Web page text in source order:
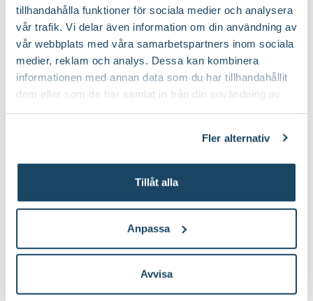
tillhandahålla funktioner för sociala medier och analysera
vår trafik. Vi delar även information om din användning av
vår webbplats med våra samarbetspartners inom sociala
medier, reklam och analys. Dessa kan kombinera
informationen med annan data som du har tillhandahållit
dem eller som de har samlat in från din användning av
Fler alternativ
Tillåt alla
Anpassa
Avvisa
Vipphortensia
sensommaren